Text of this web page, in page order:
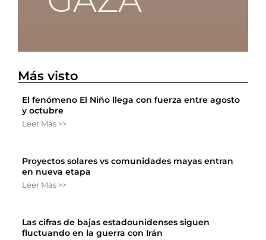
Más visto
El fenómeno El Niño llega con fuerza entre agosto
y octubre
Leer Más >>
Proyectos solares vs comunidades mayas entran
en nueva etapa
Leer Más >>
Las cifras de bajas estadounidenses siguen
fluctuando en la guerra con Irán